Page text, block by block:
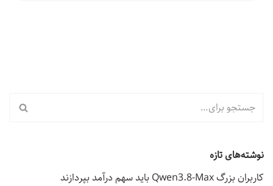
نوشته‌های تازه
کاربران بزرگ Qwen3.8-Max باید سهم درآمد بپردازند